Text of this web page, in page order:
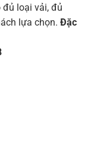
đủ loại vải, đủ
lựa chọn. Đặc